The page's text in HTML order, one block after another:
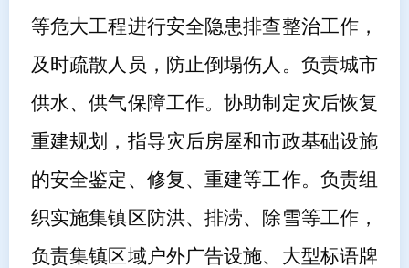
等危大工程进行安全隐患排查整治工作，
及时疏散人员，防止倒塌伤人。负责城市
供水、供气保障工作。协助制定灾后恢复
重建规划，指导灾后房屋和市政基础设施
的安全鉴定、修复、重建等工作。负责组
织实施集镇区防洪、排涝、除雪等工作，
负责集镇区域户外广告设施、大型标语牌